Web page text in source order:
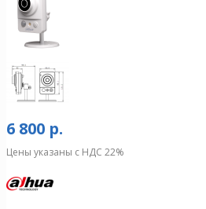
6 800 р.
Цены указаны с НДС 22%